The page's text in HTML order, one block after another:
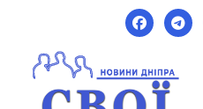
content